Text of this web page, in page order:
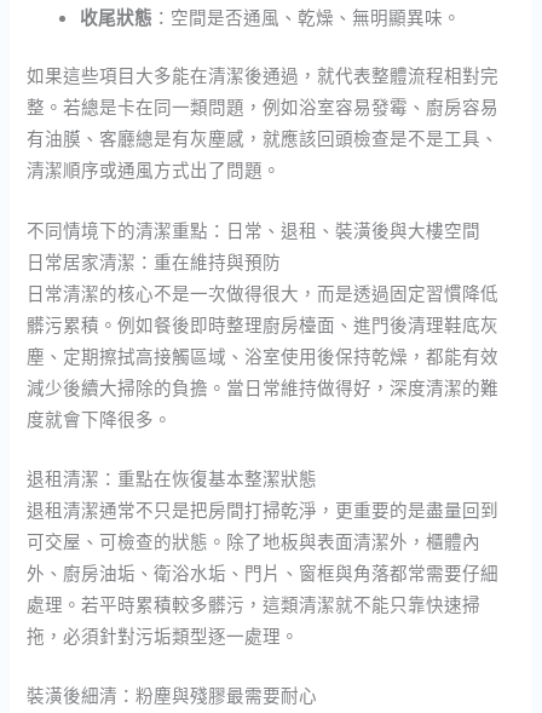
收尾狀態 ：空間是否通風、乾燥、無明顯異味。
如果這些項目大多能在清潔後通過，就代表整體流程相對完
整。若總是卡在同一類問題，例如浴室容易發霉、廚房容易
有油膜、客廳總是有灰塵感，就應該回頭檢查是不是工具、
清潔順序或通風方式出了問題。
不同情境下的清潔重點：日常、退租、裝潢後與大樓空間
日常居家清潔：重在維持與預防
日常清潔的核心不是一次做得很大，而是透過固定習慣降低
髒污累積。例如餐後即時整理廚房檯面、進門後清理鞋底灰
塵、定期擦拭高接觸區域、浴室使用後保持乾燥，都能有效
減少後續大掃除的負擔。當日常維持做得好，深度清潔的難
度就會下降很多。
退租清潔：重點在恢復基本整潔狀態
退租清潔通常不只是把房間打掃乾淨，更重要的是盡量回到
可交屋、可檢查的狀態。除了地板與表面清潔外，櫃體內
外、廚房油垢、衛浴水垢、門片、窗框與角落都常需要仔細
處理。若平時累積較多髒污，這類清潔就不能只靠快速掃
拖，必須針對污垢類型逐一處理。
裝潢後細清：粉塵與殘膠最需要耐心